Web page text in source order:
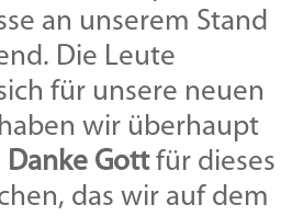
an unserem Stand
Die Leute
für unsere neuen
wir überhaupt
Danke Gottfür dieses
das wir auf dem